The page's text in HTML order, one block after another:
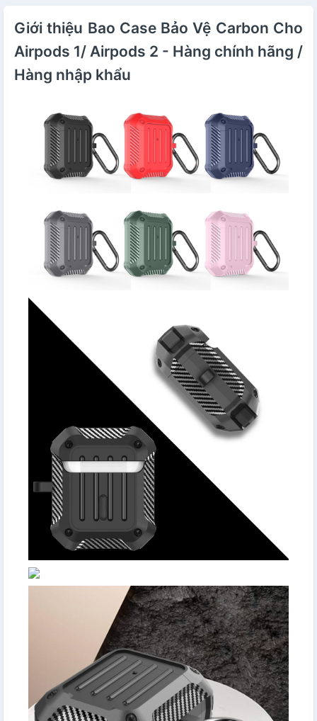
Giới thiệu Bao Case Bảo Vệ Carbon Cho
Airpods 1/ Airpods 2 - Hàng chính hãng /
Hàng nhập khẩu